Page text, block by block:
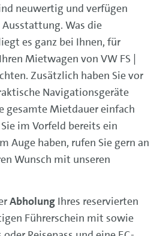
neuwertig und verfügen
Was die
es ganz bei Ihnen, für
Mietwagen von VW FS |
Zusätzlich haben Sie vor
Navigationsgeräte
gesamte Mietdauer einfach
im Vorfeld bereits ein
Auge haben, rufen Sie gern an
Wunsch mit unseren
Abholung Ihres reservierten
Führerschein mit sowie